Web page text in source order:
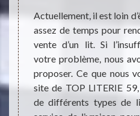
une
au
de
vous
de
la
Actuellement, il est loin
assez de temps pour
vente d’un lit. Si
votre problème, nous
proposer. Ce que nous
site de TOP LITERIE
de différents types de